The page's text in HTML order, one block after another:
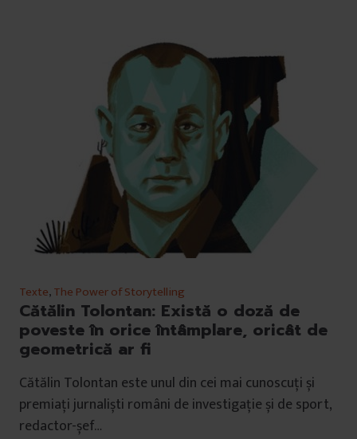
Texte,The Power of Storytelling
Cătălin Tolontan: Există o doză de
poveste în orice întâmplare, oricât de
geometrică ar fi
Cătălin Tolontan este unul din cei mai cunoscuți și
premiați jurnaliști români de investigație și de sport,
redactor-șef…